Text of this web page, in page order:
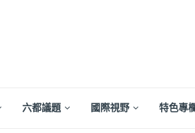
六都議題 國際視野 特色專